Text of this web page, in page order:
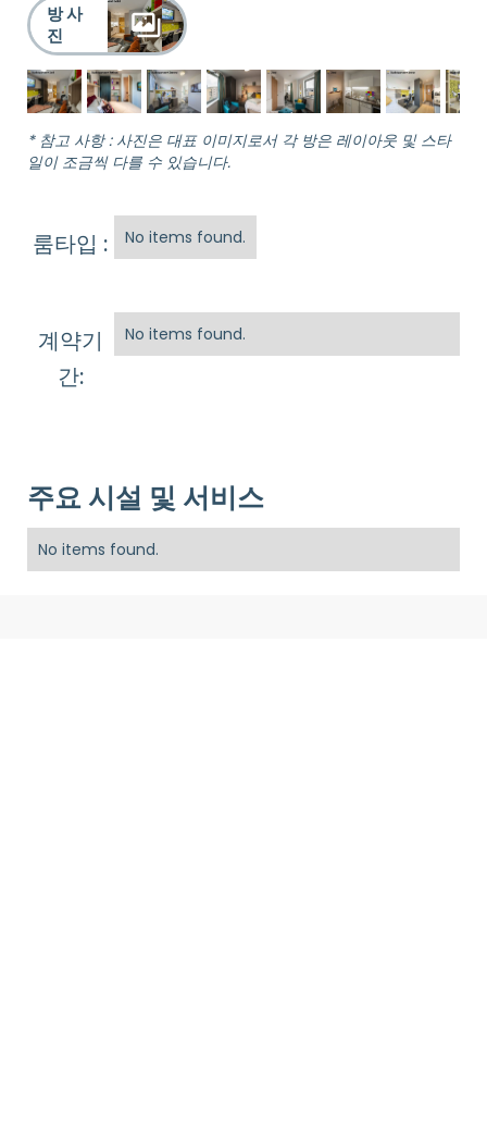
방 사
진
* 참고 사항 : 사진은 대표 이미지로서 각 방은 레이아웃 및 스타
일이 조금씩 다를 수 있습니다.
룸타입 : No items found.
계약기
간:
No items found.
주요 시설 및 서비스
No items found.